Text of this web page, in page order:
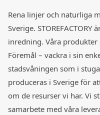
Rena linjer och naturliga
Sverige.
inredning. Våra produkter
Föremål – vackra i sin
stadsvåningen som i
produceras i Sverige för
om de resurser vi har. Vi
samarbete med våra